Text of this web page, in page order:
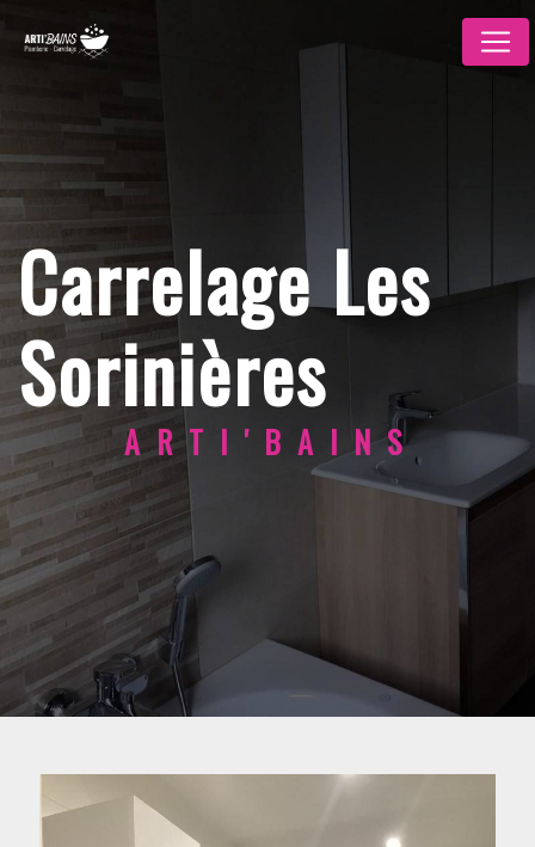
Carrelage Les
Sorinières
ARTI'BAINS